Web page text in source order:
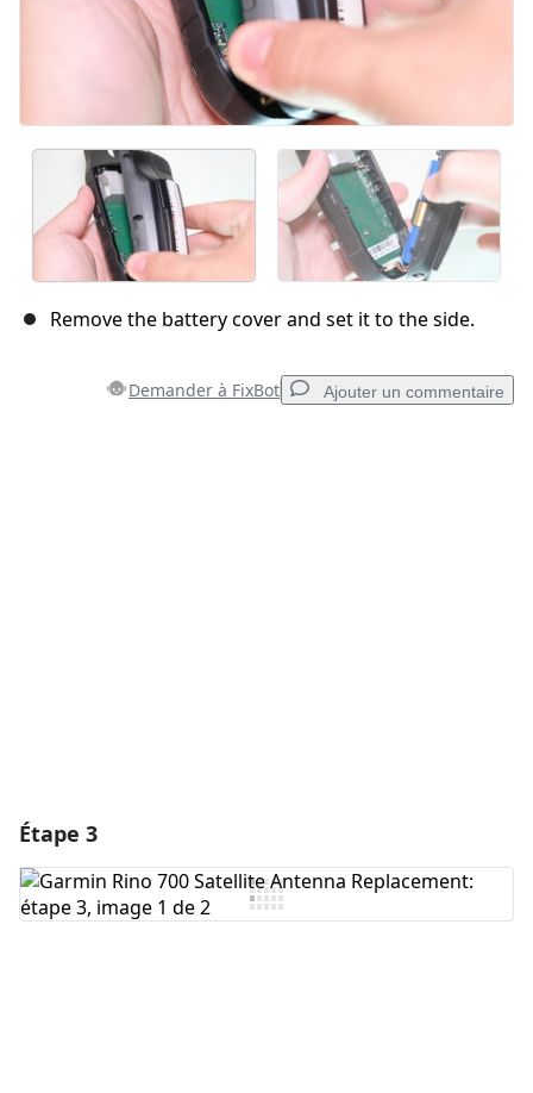
Remove the battery cover and set it to the side.
Demander à FixBot Ajouter un commentaire
Étape 3